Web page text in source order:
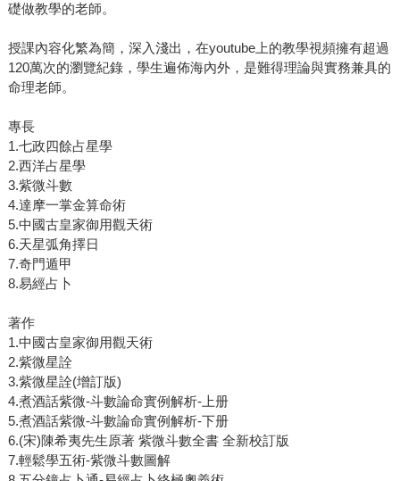
礎做教學的老師。
授課內容化繁為簡，深入淺出，在youtube上的教學視頻擁有超過
120萬次的瀏覽紀錄，學生遍佈海內外，是難得理論與實務兼具的
命理老師。
專長
1.七政四餘占星學
2.西洋占星學
3.紫微斗數
4.達摩一掌金算命術
5.中國古皇家御用觀天術
6.天星弧角擇日
7.奇門遁甲
8.易經占卜
著作
1.中國古皇家御用觀天術
2.紫微星詮
3.紫微星詮(增訂版)
4.煮酒話紫微-斗數論命實例解析-上册
5.煮酒話紫微-斗數論命實例解析-下册
6.(宋)陳希夷先生原著 紫微斗數全書 全新校訂版
7.輕鬆學五術-紫微斗數圖解